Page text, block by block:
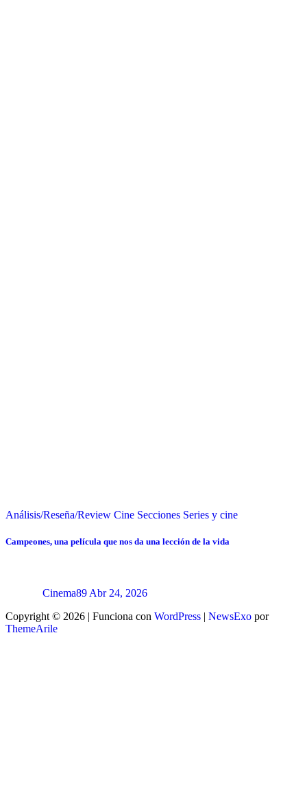
Análisis/Reseña/Review Cine Secciones Series y cine
Campeones, una película que nos da una lección de la vida
Cinema89 Abr 24, 2026
Copyright © 2026 | Funciona con WordPress | NewsExo por
ThemeArile